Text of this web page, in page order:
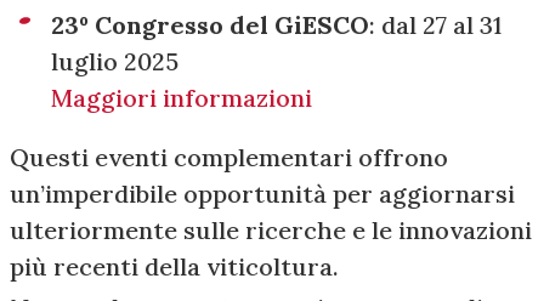
23º Congresso del GiESCO: dal 27 al 31
luglio 2025
Maggiori informazioni
Questi eventi complementari offrono
un’imperdibile opportunità per aggiornarsi
ulteriormente sulle ricerche e le innovazioni
più recenti della viticoltura.